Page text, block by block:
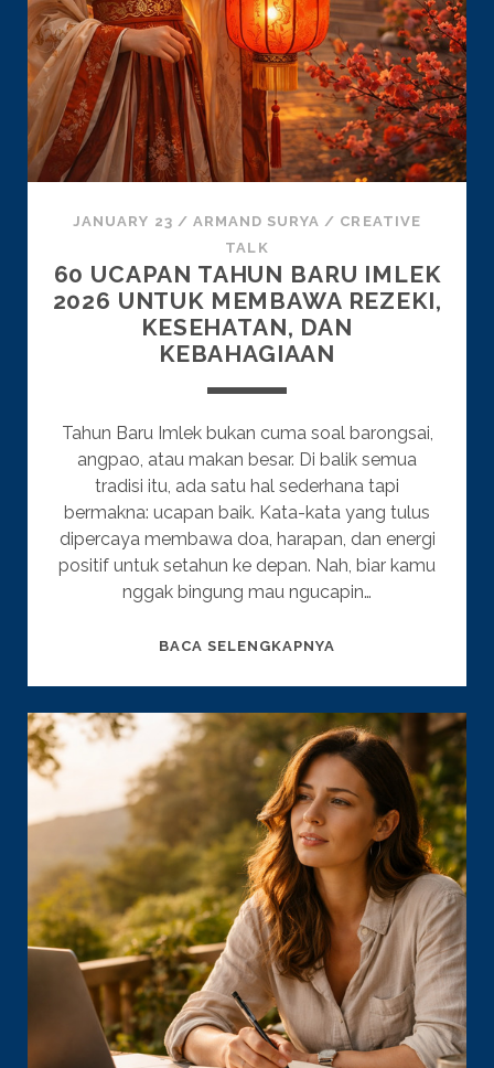
JANUARY 23 / ARMAND SURYA / CREATIVE
TALK
60 UCAPAN TAHUN BARU IMLEK
2026 UNTUK MEMBAWA REZEKI,
KESEHATAN, DAN
KEBAHAGIAAN
Tahun Baru Imlek bukan cuma soal barongsai,
angpao, atau makan besar. Di balik semua
tradisi itu, ada satu hal sederhana tapi
bermakna: ucapan baik. Kata-kata yang tulus
dipercaya membawa doa, harapan, dan energi
positif untuk setahun ke depan. Nah, biar kamu
nggak bingung mau ngucapin…
BACA SELENGKAPNYA
BARU
IMLEK
2026
UNTUK
MEMBAWA
REZEKI,
KESEHATAN,
DAN
KEBAHAGIAAN